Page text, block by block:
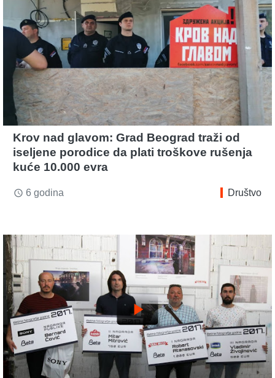
Krov nad glavom: Grad Beograd traži od
iseljene porodice da plati troškove rušenja
kuće 10.000 evra
access_time 6 godina Društvo
play_arrow